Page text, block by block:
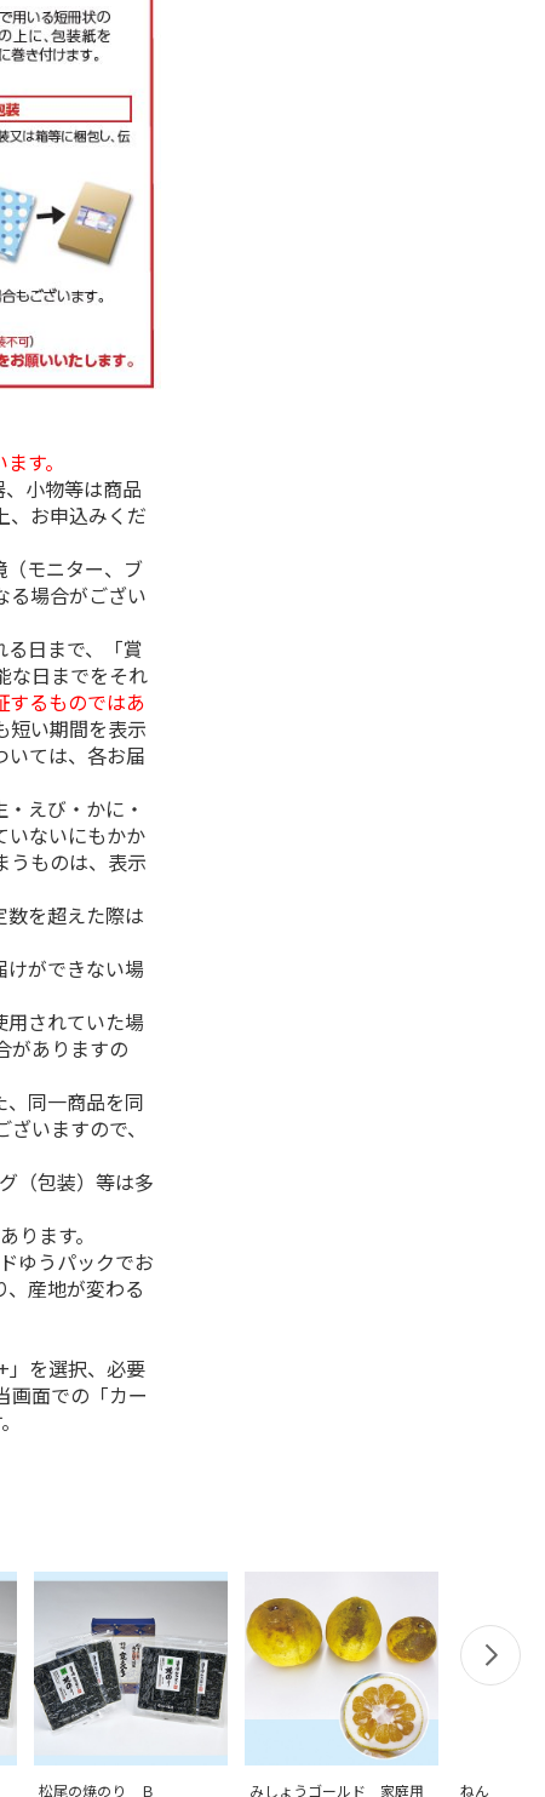
す。
小物等は商品
、お申込みくだ
モニター、ブ
る場合がござい
日まで、「賞
な日までをそれ
するものではあ
短い期間を表示
いては、各お届
えび・かに・
いないにもかか
うものは、表示
を超えた際は
ができない場
されていた場
がありますの
同一商品を同
いますので、
（包装）等は多
ります。
ゆうパックでお
産地が変わる
を選択、必要
画面での「カー
松尾の焼のり Ｂ みしょうゴールド 家庭用 ねんりん